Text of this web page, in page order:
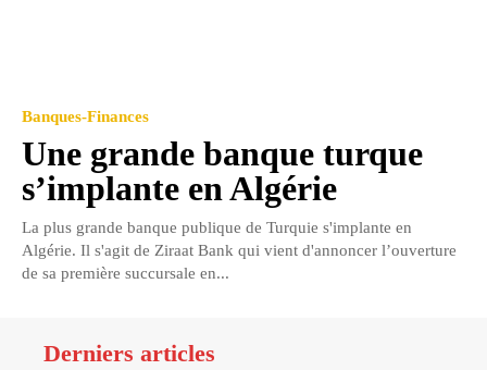
Banques-Finances
Une grande banque turque
s’implante en Algérie
La plus grande banque publique de Turquie s'implante en
Algérie. Il s'agit de Ziraat Bank qui vient d'annoncer l’ouverture
de sa première succursale en...
Derniers articles